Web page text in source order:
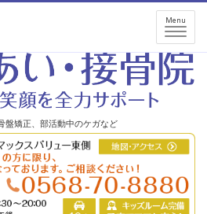
事故治療、産後の骨盤矯正、スポーツ障害 小
様も歓迎します。
盤矯正、部活動中のケガなど
Menu